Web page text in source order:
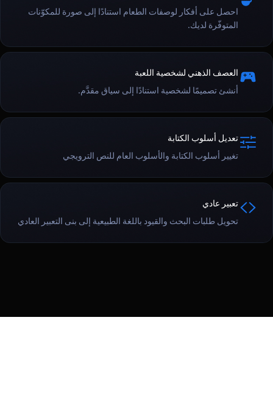
احصل على أفكار لوصفات الطعام استنادًا إلى صورة للمكوّنات
المتوفّرة لديك.
العصف الذهني لشخصية اللعبة
أنشئ تصميمًا لشخصية استنادًا إلى سياق مقدَّم.
تعديل أسلوب الكتابة
تغيير أسلوب الكتابة والأسلوب العام للنص الترويجي
تعبير عادي
تحويل طلبات البحث والقيود باللغة الطبيعية إلى بنى التعبير العادي